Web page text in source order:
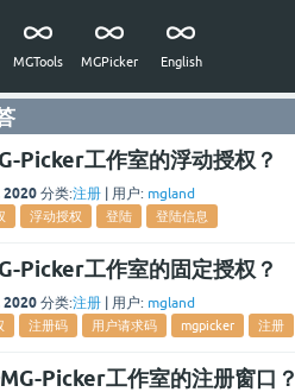
MGTools MGPicker English
Picker工作室的浮动授权？
2020 分类:注册| 用户: mgland
浮动授权 登陆 登陆信息
Picker工作室的固定授权？
2020 分类:注册| 用户: mgland
注册码 用户请求码 mgpicker 注册
Picker工作室的注册窗口？